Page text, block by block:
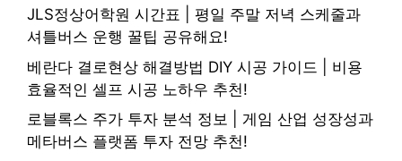
JLS정상어학원 시간표 | 평일 주말 저녁 스케줄과
셔틀버스 운행 꿀팁 공유해요!
베란다 결로현상 해결방법 DIY 시공 가이드 | 비용
효율적인 셀프 시공 노하우 추천!
로블록스 주가 투자 분석 정보 | 게임 산업 성장성과
메타버스 플랫폼 투자 전망 추천!